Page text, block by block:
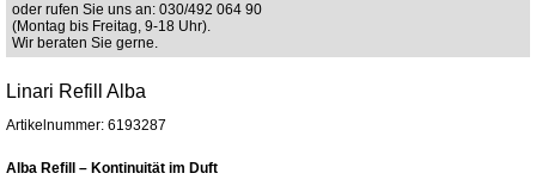
oder rufen Sie uns an: 030/492 064 90
(Montag bis Freitag, 9-18 Uhr).
Wir beraten Sie gerne.
Linari Refill Alba
Artikelnummer: 6193287
Alba Refill – Kontinuität im Duft